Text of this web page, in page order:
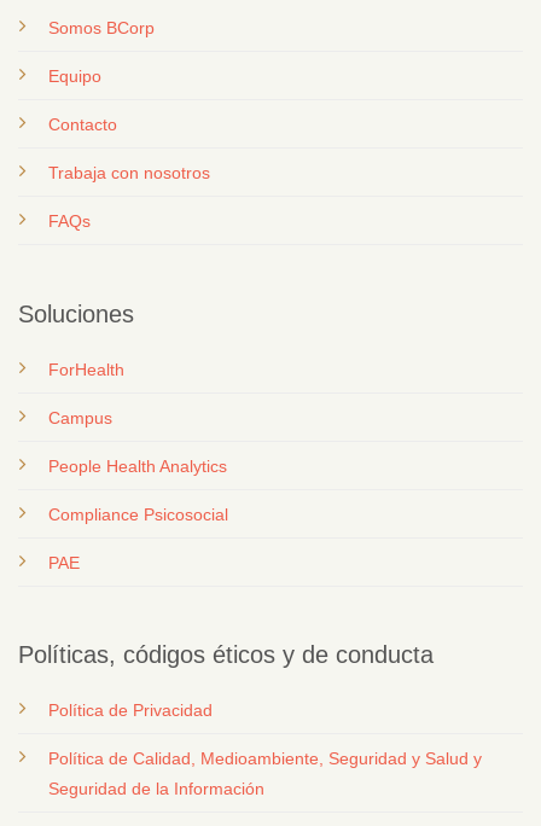
Somos BCorp
Equipo
Contacto
Trabaja con nosotros
FAQs
Soluciones
ForHealth
Campus
People Health Analytics
Compliance Psicosocial
PAE
Políticas, códigos éticos y de conducta
Política de Privacidad
Política de Calidad, Medioambiente, Seguridad y Salud y
Seguridad de la Información